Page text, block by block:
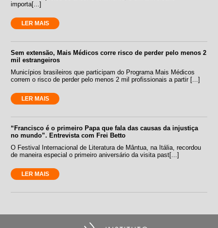
importa[...]
LER MAIS
Sem extensão, Mais Médicos corre risco de perder pelo menos 2
mil estrangeiros
Municípios brasileiros que participam do Programa Mais Médicos
correm o risco de perder pelo menos 2 mil profissionais a partir [...]
LER MAIS
“Francisco é o primeiro Papa que fala das causas da injustiça
no mundo”. Entrevista com Frei Betto
O Festival Internacional de Literatura de Mântua, na Itália, recordou
de maneira especial o primeiro aniversário da visita past[...]
LER MAIS